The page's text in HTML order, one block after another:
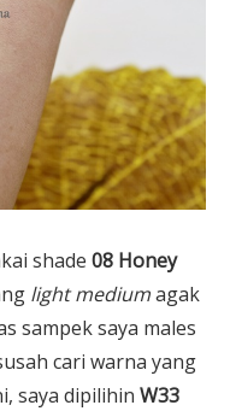
shade 08 Honey
light mediumagak
sampek saya males
cari warna yang
saya dipilihin W33